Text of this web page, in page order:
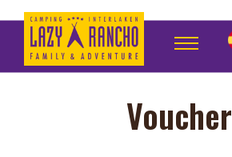
Voucher